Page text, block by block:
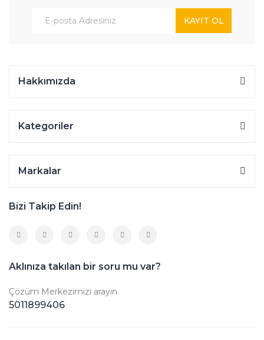
KAYIT OL
Hakkımızda
Kategoriler
Markalar
Bizi Takip Edin!
Aklınıza takılan bir soru mu var?
Çözüm Merkezimizi arayın
5011899406